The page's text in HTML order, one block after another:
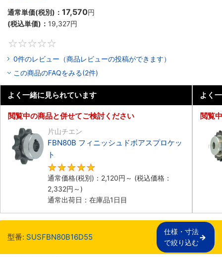
通常単価(税別)： 17,570円
(税込単価)： 19,327円
0件のレビュー（商品レビューの投稿ができます）
この商品のFAQをみる(2件)
よく一緒に見られています
閲覧中の商品と併せてご検討ください
片山チエン
FBN80B フィニッシュドボアスプロケッ
ト
通常価格(税別)： 2,120円 ～ (税込価格：
2,332円 ～)
通常出荷日：在庫品1日目
よく
閲覧
型番: SUSFBN80B16D55
仕様・寸法
で絞り込む